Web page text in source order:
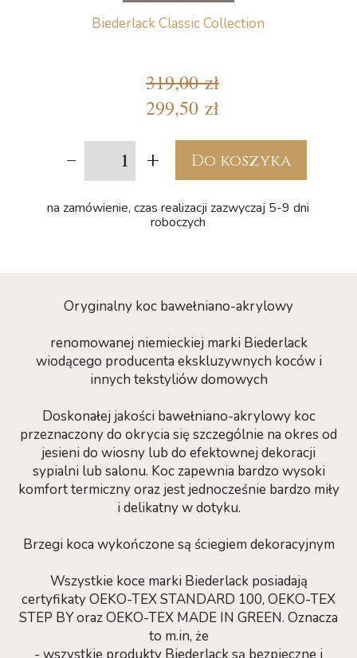
Biederlack Classic Collection
319,00 zł
299,50 zł
- + Do koszyka
na zamówienie, czas realizacji zazwyczaj 5-9 dni
roboczych
Oryginalny koc bawełniano-akrylowy
renomowanej niemieckiej marki Biederlack
wiodącego producenta ekskluzywnych koców i
innych tekstyliów domowych
Doskonałej jakości bawełniano-akrylowy koc
przeznaczony do okrycia się szczególnie na okres od
jesieni do wiosny lub do efektownej dekoracji
sypialni lub salonu. Koc zapewnia bardzo wysoki
komfort termiczny oraz jest jednocześnie bardzo miły
i delikatny w dotyku.
Brzegi koca wykończone są ściegiem dekoracyjnym
Wszystkie koce marki Biederlack posiadają
certyfikaty OEKO-TEX STANDARD 100, OEKO-TEX
STEP BY oraz OEKO-TEX MADE IN GREEN. Oznacza
to m.in, że